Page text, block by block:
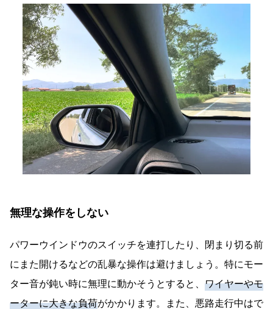
無理な操作をしない
パワーウインドウのスイッチを連打したり、閉まり切る前
にまた開けるなどの乱暴な操作は避けましょう。特にモー
ター音が鈍い時に無理に動かそうとすると、 ワイヤーやモ
ーターに大きな負荷がかかります。また、悪路走行中はで